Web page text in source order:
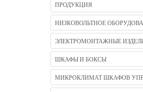
ПРОДУКЦИЯ
НИЗКОВОЛЬТНОЕ
ЭЛЕКТРОМОНТАЖНЫЕ
ШКАФЫ И БОКСЫ
МИКРОКЛИМАТ ШКАФОВ